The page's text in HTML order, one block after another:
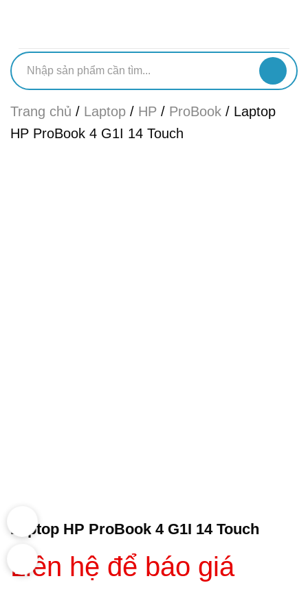
dung
Tìm
Trang chủ / Laptop / HP / ProBook / Laptop
HP ProBook 4 G1I 14 Touch
Laptop HP ProBook 4 G1I 14 Touch
Liên hệ để báo giá